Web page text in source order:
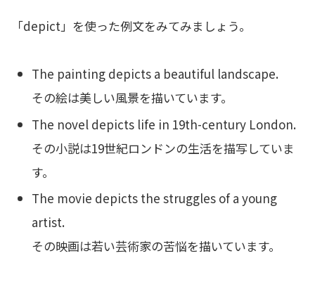
「depict」を使った例文をみてみましょう。
The painting depicts a beautiful landscape.
その絵は美しい風景を描いています。
The novel depicts life in 19th-century London.
その小説は19世紀ロンドンの生活を描写していま
す。
The movie depicts the struggles of a young
artist.
その映画は若い芸術家の苦悩を描いています。